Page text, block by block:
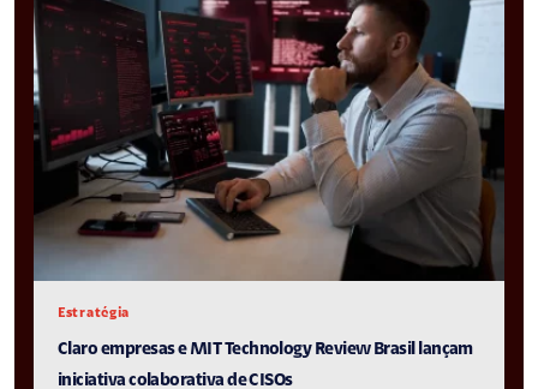
Estratégia
Claro empresas e MIT Technology Review Brasil lançam
iniciativa colaborativa de CISOs